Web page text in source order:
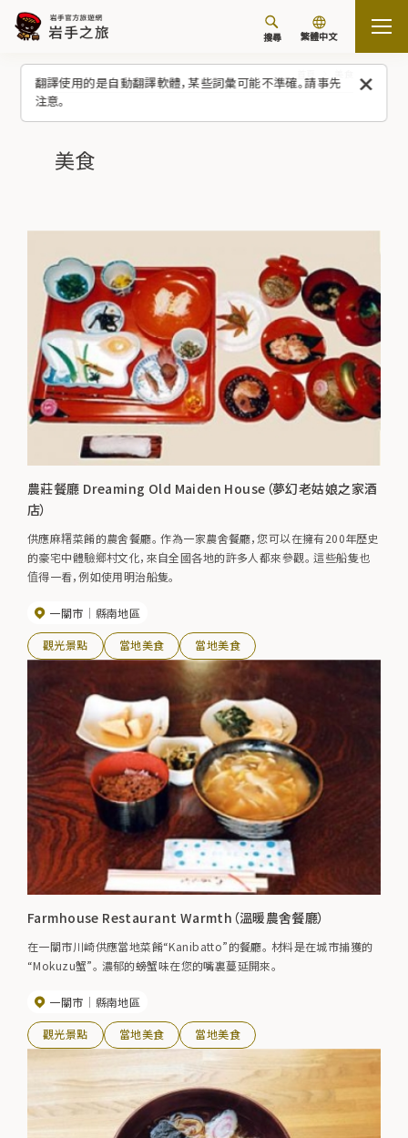
翻譯使用的是自動翻譯軟體，某些詞彙可能不準確。請事先
注意。
搜尋 繁體中文
美食
農莊餐廳 Dreaming Old Maiden House（夢幻老姑娘之家酒
店）
供應麻糬菜餚的農舍餐廳。 作為一家農舍餐廳，您可以在擁有200年歷史
的豪宅中體驗鄉村文化，來自全國各地的許多人都來參觀。 這些船隻也
值得一看，例如使用明治船隻。
一關市 縣南地區
觀光景點 當地美食 當地美食
Farmhouse Restaurant Warmth（溫暖農舍餐廳）
在一關市川崎供應當地菜餚“Kanibatto”的餐廳。 材料是在城市捕獲的
“Mokuzu蟹”。 濃郁的螃蟹味在您的嘴裏蔓延開來。
一關市 縣南地區
觀光景點 當地美食 當地美食